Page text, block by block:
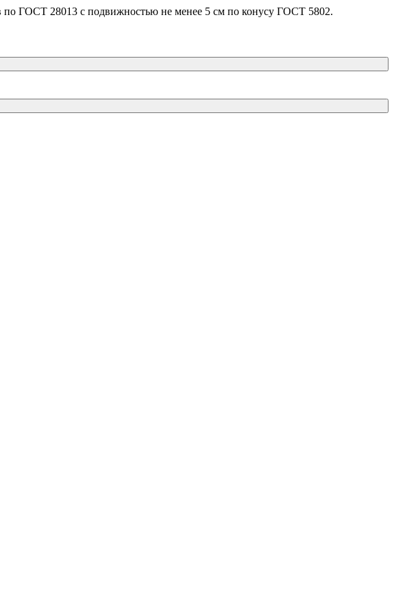
по ГОСТ 28013 с подвижностью не менее 5 см по конусу ГОСТ 5802.